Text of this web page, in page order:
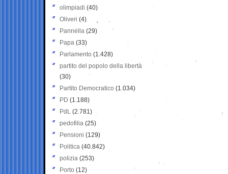
olimpiadi (40)
Oliveri (4)
Pannella (29)
Papa (33)
Parlamento (1.428)
partito del popolo della libertà
(30)
Partito Democratico (1.034)
PD (1.188)
PdL (2.781)
pedofilia (25)
Pensioni (129)
Politica (40.842)
polizia (253)
Porto (12)